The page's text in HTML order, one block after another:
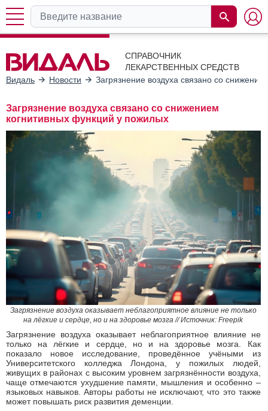
СПРАВОЧНИК
ЛЕКАРСТВЕННЫХ СРЕДСТВ
Видаль
Новости Загрязнение воздуха связано со
Загрязнение воздуха связано со снижением
когнитивных функций у пожилых
Загрязнение воздуха оказывает неблагоприятное влияние не только
на лёгкие и сердце, но и на здоровье мозга // Источник: Freepik
Загрязнение воздуха оказывает неблагоприятное влияние не
только на лёгкие и сердце, но и на здоровье мозга. Как
показало новое исследование, проведённое учёными из
Университетского колледжа Лондона, у пожилых людей,
живущих в районах с высоким уровнем загрязнённости воздуха,
чаще отмечаются ухудшение памяти, мышления и особенно –
языковых навыков. Авторы работы не исключают, что это также
может повышать риск развития деменции.